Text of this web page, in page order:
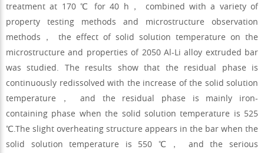
treatment at 170 ℃ for 40 h， combined with a variety of
property testing methods and microstructure observation
methods， the effect of solid solution temperature on the
microstructure and properties of 2050 Al-Li alloy extruded bar
was studied. The results show that the residual phase is
continuously redissolved with the increase of the solid solution
temperature， and the residual phase is mainly iron-
containing phase when the solid solution temperature is 525
℃.The slight overheating structure appears in the bar when the
solid solution temperature is 550 ℃， and the serious